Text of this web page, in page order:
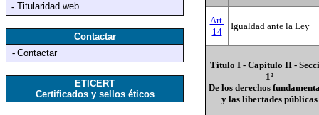
- Titularidad web
Contactar
- Contactar
ETICERT
Certificados y sellos éticos
Art.
14
Igualdad ante la Ley
Título I - Capítulo II -
1ª
De los derechos
y las libertades públicas